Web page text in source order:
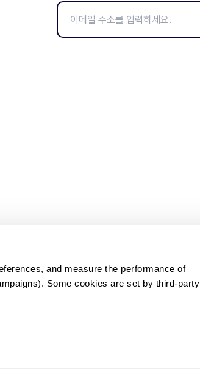
and measure the performance of
Some cookies are set by third-party